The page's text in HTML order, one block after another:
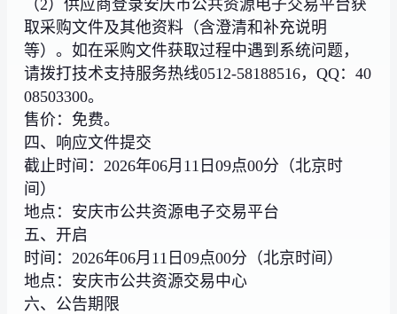
（2）供应商登录安庆市公共资源电子交易平台获
取采购文件及其他资料（含澄清和补充说明
等）。如在采购文件获取过程中遇到系统问题，
请拨打技术支持服务热线0512-58188516，QQ：40
08503300。
售价：免费。
四、响应文件提交
截止时间：2026年06月11日09点00分（北京时
间）
地点：安庆市公共资源电子交易平台
五、开启
时间：2026年06月11日09点00分（北京时间）
地点：安庆市公共资源交易中心
六、公告期限